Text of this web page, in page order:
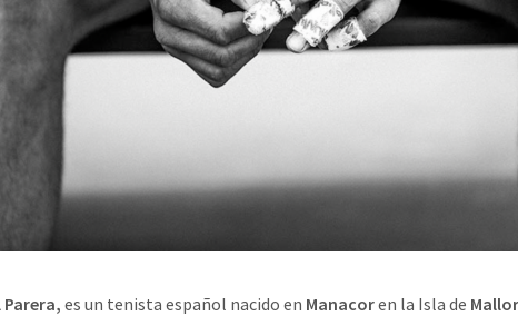
Parera, es un tenista español nacido en Manacoren la Isla de